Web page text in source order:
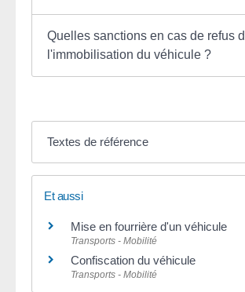
Quelles sanctions en cas de refus
l'immobilisation du véhicule ?
Textes de référence
Et aussi
Mise en fourrière d'un véhicule
Transports - Mobilité
Confiscation du véhicule
Transports - Mobilité